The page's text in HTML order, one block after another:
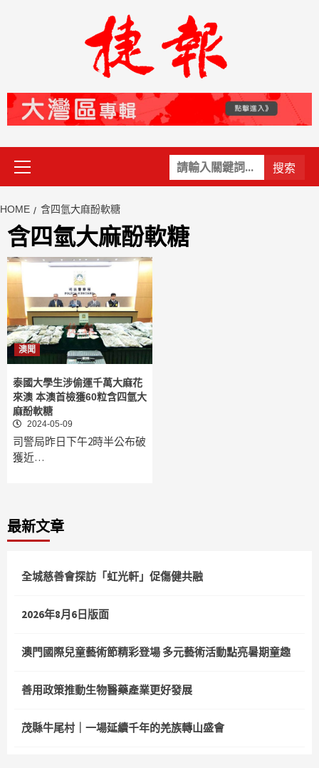
關
鍵
Primary
Menu
HOME 含四氫大麻酚軟糖
含四氫大麻酚軟糖
澳聞
泰國大學生涉偷運千萬大麻花
來澳 本澳首檢獲60粒含四氫大
麻酚軟糖
2024-05-09
司警局昨日下午2時半公布破
獲近…
最新文章
全城慈善會探訪「虹光軒」促傷健共融
2026年8月6日版面
澳門國際兒童藝術節精彩登場 多元藝術活動點亮暑期童趣
善用政策推動生物醫藥產業更好發展
茂縣牛尾村｜一場延續千年的羌族轉山盛會